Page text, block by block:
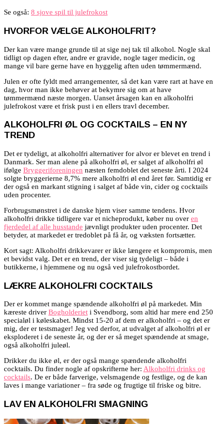
Se også: 8 sjove spil til julefrokost
HVORFOR VÆLGE ALKOHOLFRIT?
Der kan være mange grunde til at sige nej tak til alkohol. Nogle skal
tidligt op dagen efter, andre er gravide, nogle tager medicin, og
mange vil bare gerne have en hyggelig aften uden tømmermænd.
Julen er ofte fyldt med arrangementer, så det kan være rart at have en
dag, hvor man ikke behøver at bekymre sig om at have
tømmermænd næste morgen. Uanset årsagen kan en alkoholfri
julefrokost være et frisk pust i en ellers travl december.
ALKOHOLFRI ØL OG COCKTAILS – EN NY
TREND
Det er tydeligt, at alkoholfri alternativer for alvor er blevet en trend i
Danmark. Ser man alene på alkoholfri øl, er salget af alkoholfri øl
ifølge Bryggeriforeningen næsten femdoblet det seneste årti. I 2024
solgte bryggerierne 8,7% mere alkoholfri øl end året før. Samtidig er
der også en markant stigning i salget af både vin, cider og cocktails
uden procenter.
Forbrugsmønstret i de danske hjem viser samme tendens. Hvor
alkoholfri drikke tidligere var et nicheprodukt, køber nu over en
fjerdedel af alle husstande jævnligt produkter uden procenter. Det
betyder, at markedet er tredoblet på få år, og væksten fortsætter.
Kort sagt: Alkoholfri drikkevarer er ikke længere et kompromis, men
et bevidst valg. Det er en trend, der viser sig tydeligt – både i
butikkerne, i hjemmene og nu også ved julefrokostbordet.
LÆKRE ALKOHOLFRI COCKTAILS
Der er kommet mange spændende alkoholfri øl på markedet. Min
kæreste driver Bogholderiet i Svendborg, som altid har mere end 250
specialøl i køleskabet. Mindst 15-20 af dem er alkoholfri – og det er
mig, der er testsmager! Jeg ved derfor, at udvalget af alkoholfri øl er
eksploderet i de seneste år, og der er så meget spændende at smage,
også alkoholfri juleøl.
Drikker du ikke øl, er der også mange spændende alkoholfri
cocktails. Du finder nogle af opskrifterne her: Alkoholfri drinks og
cocktails. De er både farverige, velsmagende og festlige, og de kan
laves i mange variationer – fra søde og frugtige til friske og bitre.
LAV EN ALKOHOLFRI SMAGNING